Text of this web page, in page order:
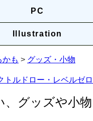
PC
Illustration
かも > グッズ・小物
トルドロー・レベルゼロ
、グッズや小物